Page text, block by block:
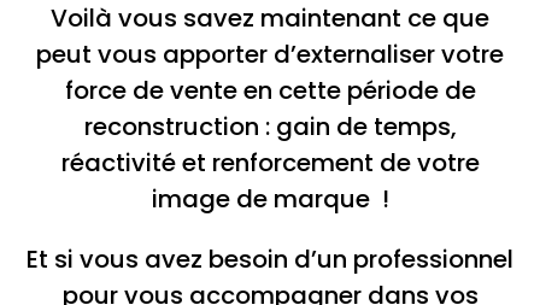
Voilà vous savez maintenant ce que
peut vous apporter d’externaliser votre
force de vente en cette période de
reconstruction : gain de temps,
réactivité et renforcement de votre
image de marque !
Et si vous avez besoin d’un professionnel
pour vous accompagner dans vos